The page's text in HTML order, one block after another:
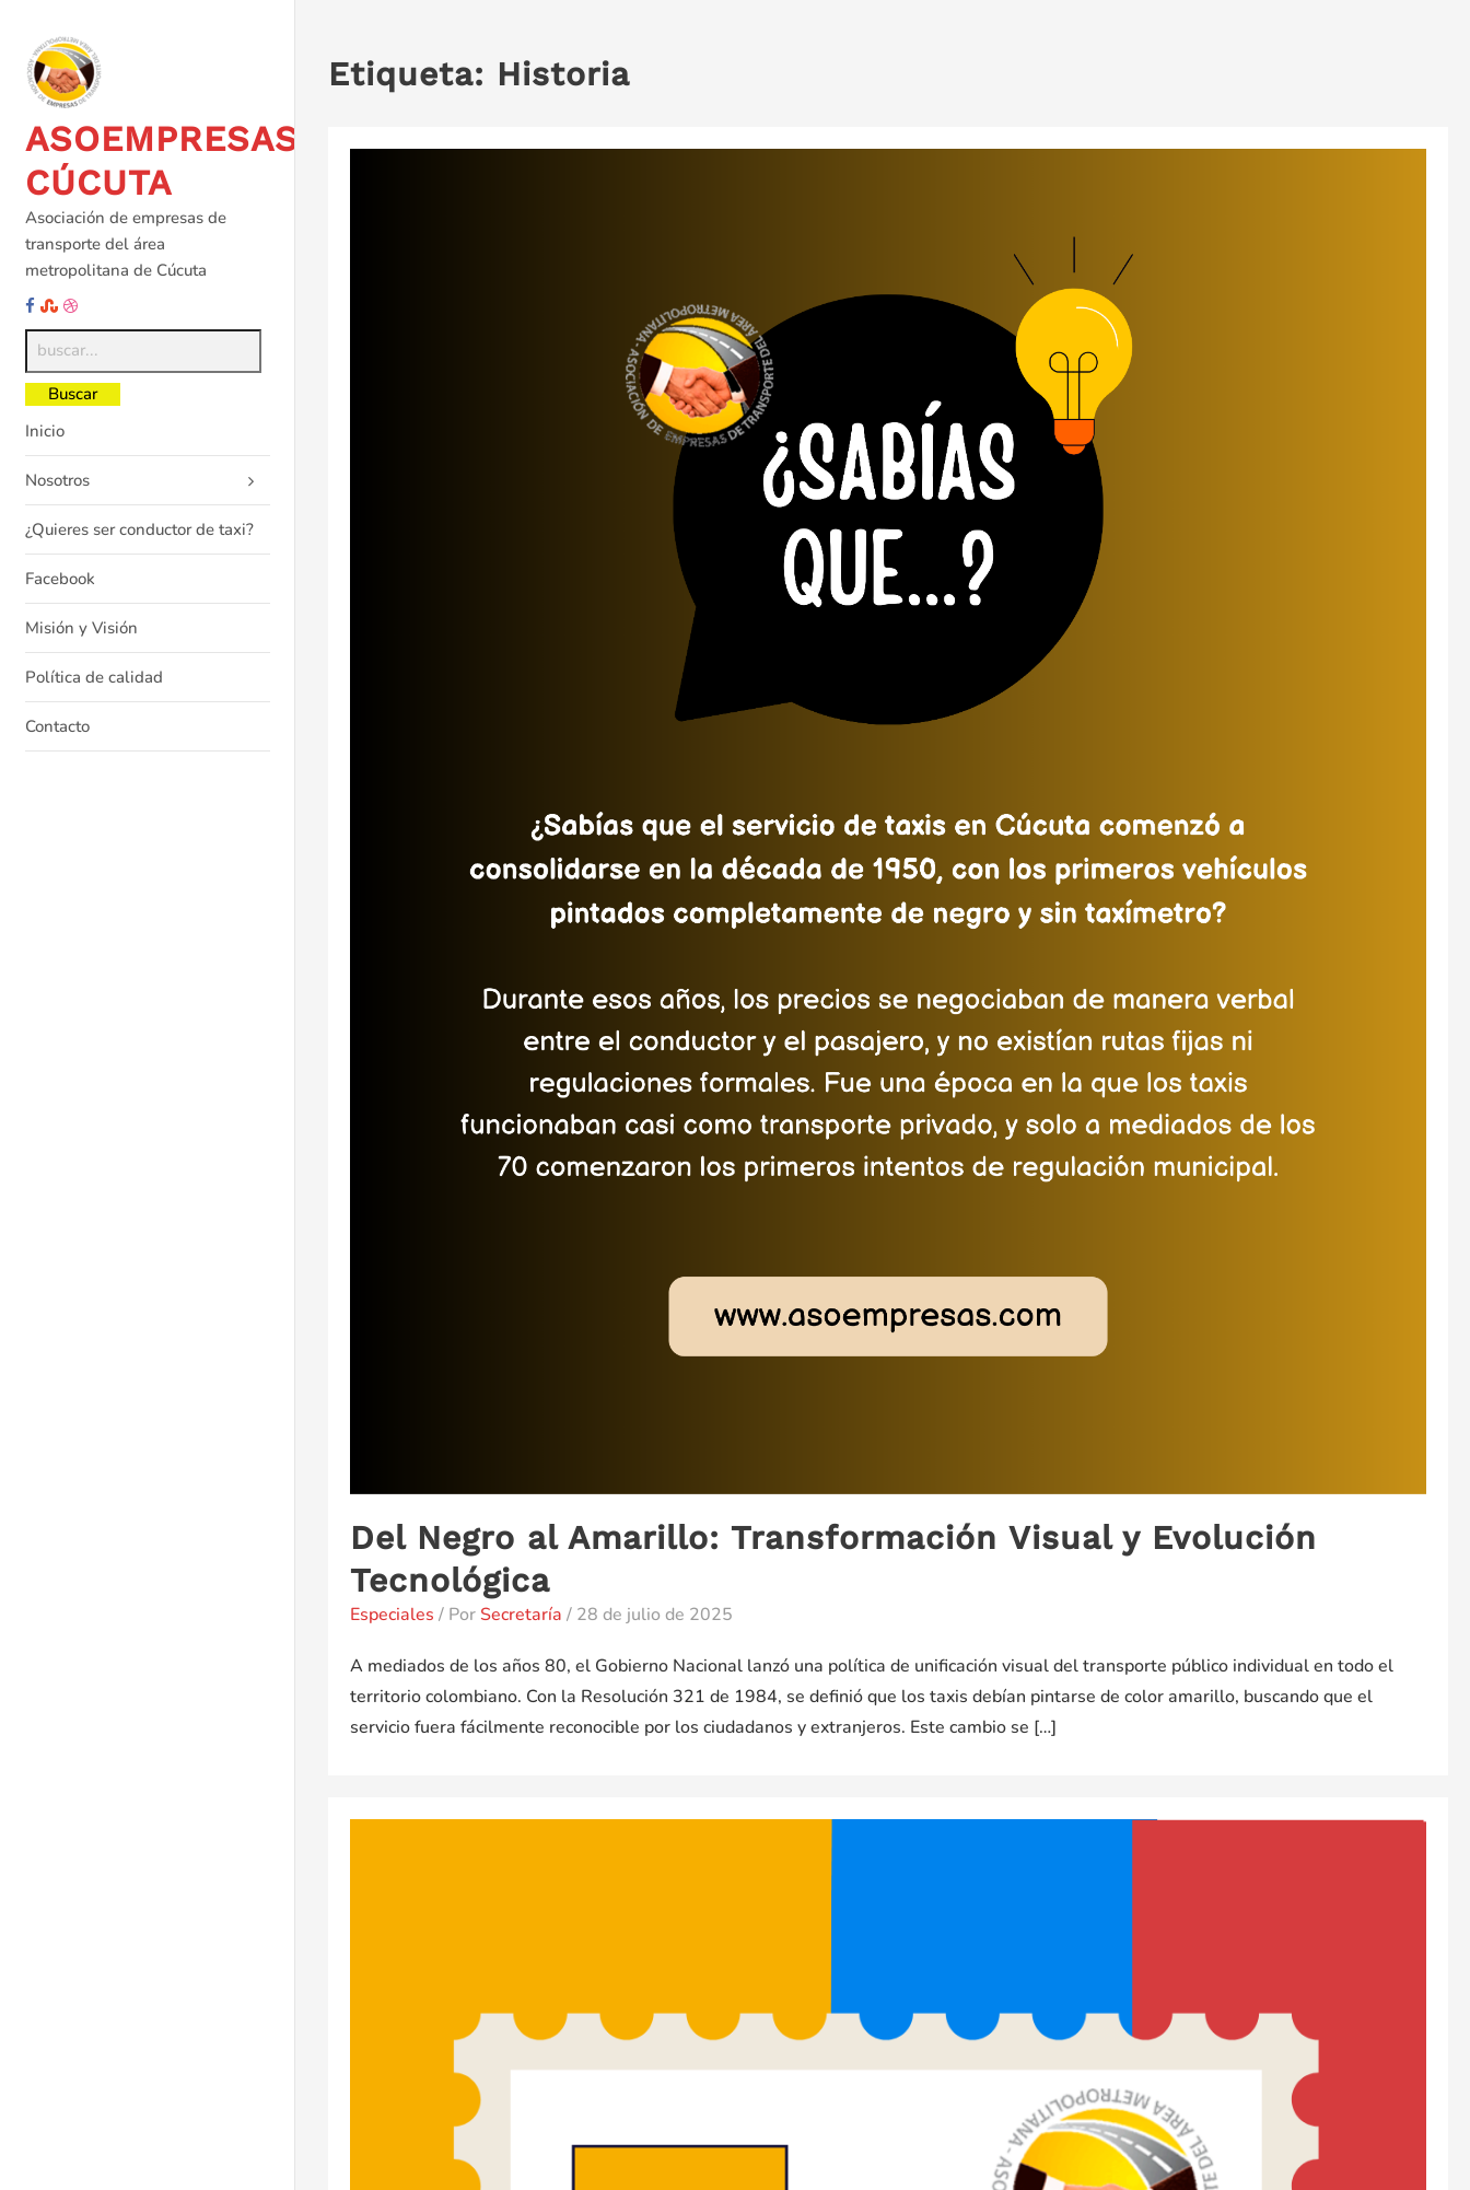
contenido
ASOEMPRESAS
CÚCUTA
Asociación de empresas de
transporte del área
metropolitana de Cúcuta
Inicio
Nosotros
¿Quieres ser conductor de taxi?
Facebook
Misión y Visión
Política de calidad
Contacto
Etiqueta: Historia
Del Negro al Amarillo: Transformación Visual y Evolución
Tecnológica
Especiales / PorSecretaría / 28 de julio de 2025
A mediados de los años 80, el Gobierno Nacional lanzó una política de unificación visual del transporte público individual en todo el
territorio colombiano. Con la Resolución 321 de 1984, se definió que los taxis debían pintarse de color amarillo, buscando que el
servicio fuera fácilmente reconocible por los ciudadanos y extranjeros. Este cambio se […]